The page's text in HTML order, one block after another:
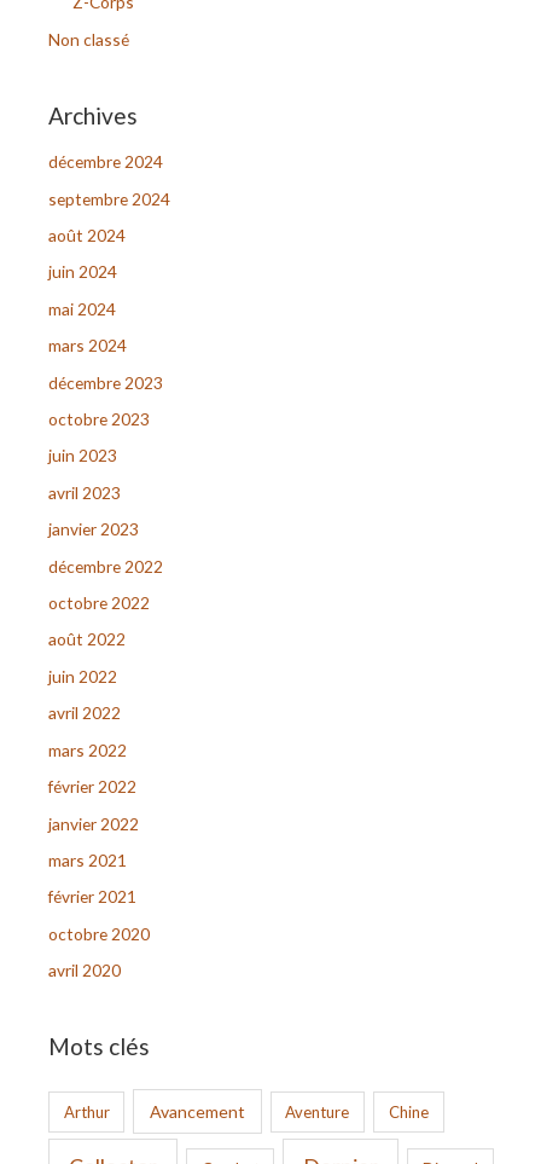
Non classé
Archives
décembre 2024
septembre 2024
août 2024
juin 2024
mai 2024
mars 2024
décembre 2023
octobre 2023
juin 2023
avril 2023
janvier 2023
décembre 2022
octobre 2022
août 2022
juin 2022
avril 2022
mars 2022
février 2022
janvier 2022
mars 2021
février 2021
octobre 2020
avril 2020
Mots clés
Arthur Avancement Aventure Chine